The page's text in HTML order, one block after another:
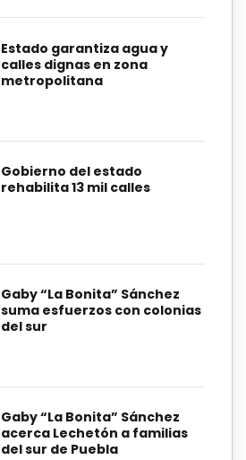
Estado garantiza agua y
calles dignas en zona
metropolitana
Gobierno del estado
rehabilita 13 mil calles
Gaby “La Bonita” Sánchez
suma esfuerzos con colonias
del sur
Gaby “La Bonita” Sánchez
acerca Lechetón a familias
del sur de Puebla